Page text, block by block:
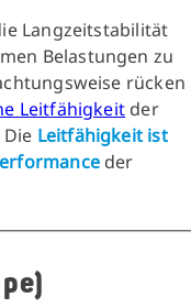
Langzeitstabilität
Belastungen zu
rücken
Leitfähigkeit der
Leitfähigkeit ist
der